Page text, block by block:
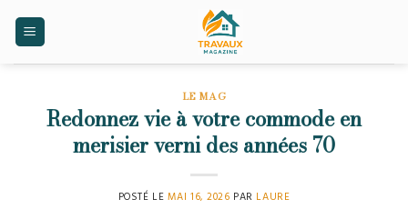
LE MAG
Redonnez vie à votre commode en
merisier verni des années 70
POSTÉ LE MAI 16, 2026 PAR LAURE